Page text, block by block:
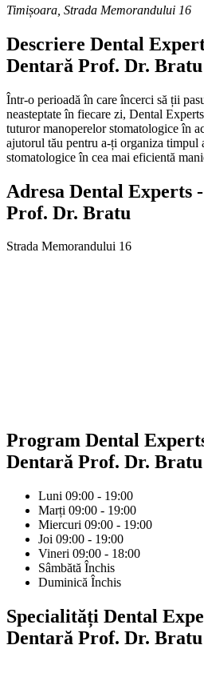
Timișoara Strada Memorandului 16
Descriere Dental
Dentară Prof. Dr. Bratu
Într-o perioadă în care încerci să ții
neasteptate în fiecare zi, Dental
tuturor manoperelor stomatologice în
ajutorul tău pentru a-ți organiza timpul
stomatologice în cea mai eficientă
Adresa Dental Experts
Prof. Dr. Bratu
Strada Memorandului 16
Program Dental
Dentară Prof. Dr. Bratu
Luni 09:00 - 19:00
Marți 09:00 - 19:00
Miercuri 09:00 - 19:00
Joi 09:00 - 19:00
Vineri 09:00 - 18:00
Sâmbătă Închis
Duminică Închis
Specialități Dental
Dentară Prof. Dr. Bratu